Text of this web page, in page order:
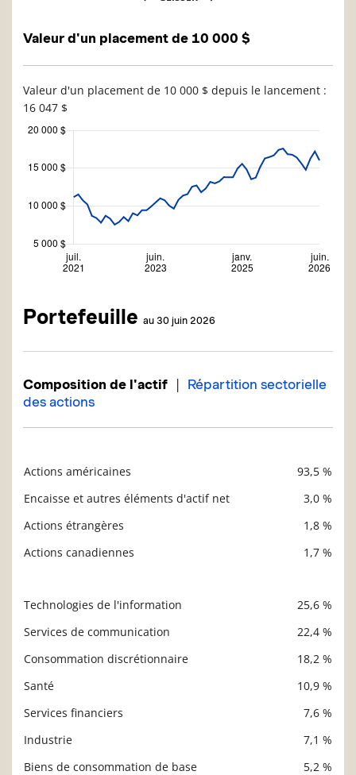
Valeur d'un placement de 10 000 $
Valeur d'un placement de 10 000 $ depuis le lancement :
16 047 $
Portefeuille au 30 juin 2026
Composition de l'actif | Répartition sectorielle
des actions
Actions américaines
93,5 %
Encaisse et autres éléments d'actif net
3,0 %
Actions étrangères
1,8 %
Actions canadiennes
1,7 %
Technologies de l'information
25,6 %
Services de communication
22,4 %
Consommation discrétionnaire
18,2 %
Santé
10,9 %
Services financiers
7,6 %
Industrie
7,1 %
Biens de consommation de base
5,2 %